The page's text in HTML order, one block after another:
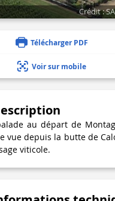
Crédit :
Télécharger PDF
Voir sur mobile
au départ de
vue depuis la butte de
viticole.